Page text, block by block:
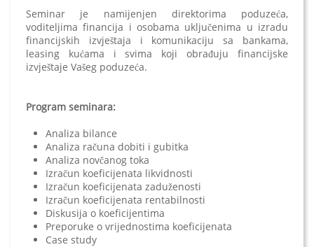
Seminar je namijenjen direktorima poduzeća,
voditeljima financija i osobama uključenima u izradu
financijskih izvještaja i komunikaciju sa bankama,
leasing kućama i svima koji obrađuju financijske
izvještaje Vašeg poduzeća.
Program seminara:
Analiza bilance
Analiza računa dobiti i gubitka
Analiza novčanog toka
Izračun koeficijenata likvidnosti
Izračun koeficijenata zaduženosti
Izračun koeficijenata rentabilnosti
Diskusija o koeficijentima
Preporuke o vrijednostima koeficijenata
Case study